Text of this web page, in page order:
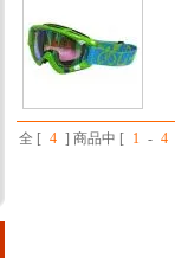
全 [ 4 ] 商品中 [ 1 - 4